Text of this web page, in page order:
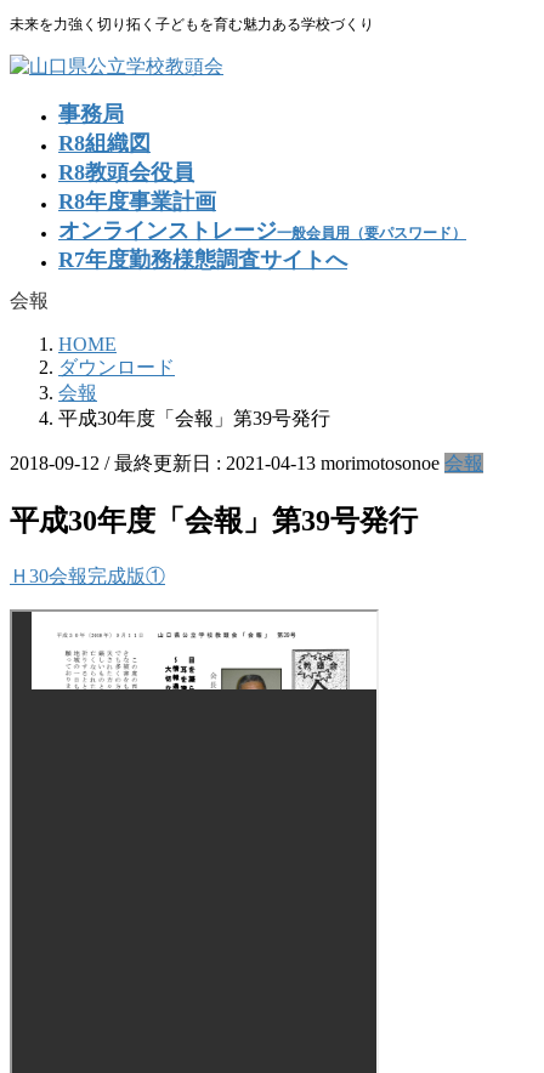
コ
ン
テ
ナ
ビ
ゲ
未来を力強く切り拓く子どもを育む魅力ある学校づくり
事務局
R8組織図
R8教頭会役員
R8年度事業計画
オンラインストレージ一般会員用（要パスワード）
R7年度勤務様態調査サイトへ
会報
HOME
ダウンロード
会報
平成30年度「会報」第39号発行
2018-09-12 / 最終更新日 : 2021-04-13 morimotosonoe 会報
平成30年度「会報」第39号発行
Ｈ30会報完成版①